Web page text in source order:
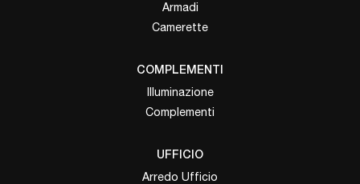
Armadi
Camerette
COMPLEMENTI
Illuminazione
Complementi
UFFICIO
Arredo Ufficio